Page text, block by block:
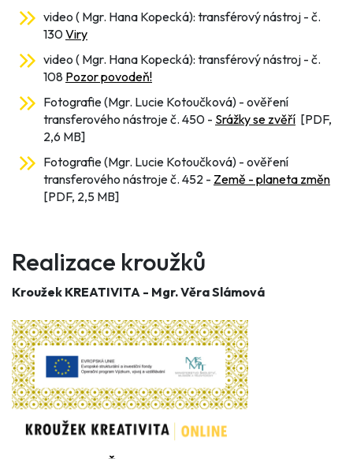
video ( Mgr. Hana Kopecká): transférový nástroj - č.
130Viry
video ( Mgr. Hana Kopecká): transférový nástroj - č.
108 Pozor povodeň!
Fotografie (Mgr. Lucie Kotoučková) - ověření
transferového nástroje č. 450 - Srážky se zvěří [PDF,
2,6 MB]
Fotografie (Mgr. Lucie Kotoučková) - ověření
transferového nástroje č. 452 - Země - planeta změn
[PDF, 2,5 MB]
Realizace kroužků
Kroužek KREATIVITA - Mgr. Věra Slámová